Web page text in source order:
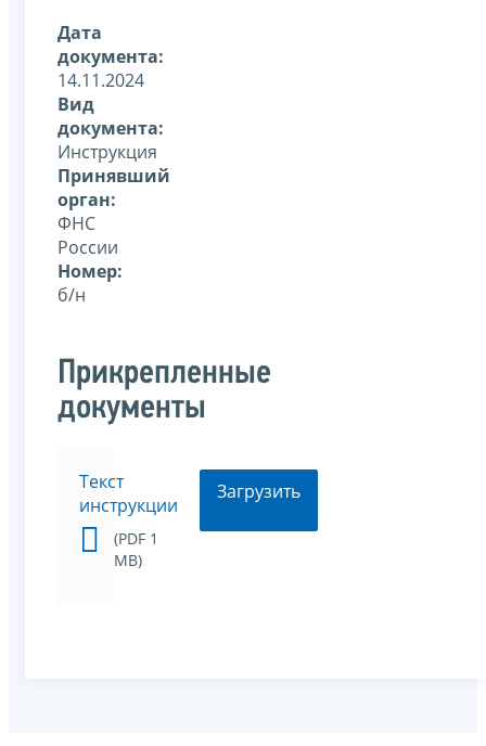
Дата
документа:
14.11.2024
Вид
документа:
Инструкция
Принявший
орган:
ФНС
России
Номер:
б/н
Прикрепленные
документы
Текст
инструкции
(PDF 1
MB)
Загрузить